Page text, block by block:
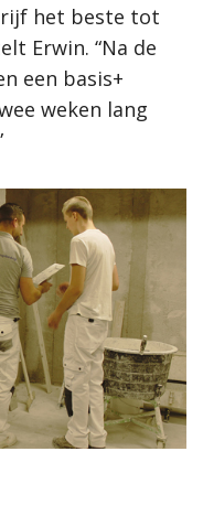
het beste tot
Erwin. “Na de
een basis+
weken lang